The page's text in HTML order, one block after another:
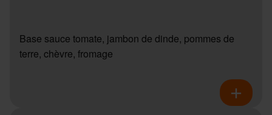
Base sauce tomate, jambon de dinde, pommes de
terre, chèvre, fromage